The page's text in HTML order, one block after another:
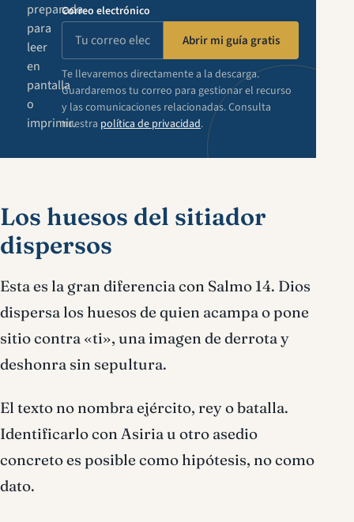
preparada
para
leer
en
pantalla
o
imprimir.
Correo electrónico
Abrir mi guía gratis
Te llevaremos directamente a la descarga.
Guardaremos tu correo para gestionar el recurso
y las comunicaciones relacionadas. Consulta
nuestra política de privacidad.
Los huesos del sitiador
dispersos
Esta es la gran diferencia con Salmo 14. Dios
dispersa los huesos de quien acampa o pone
sitio contra «ti», una imagen de derrota y
deshonra sin sepultura.
El texto no nombra ejército, rey o batalla.
Identificarlo con Asiria u otro asedio
concreto es posible como hipótesis, no como
dato.